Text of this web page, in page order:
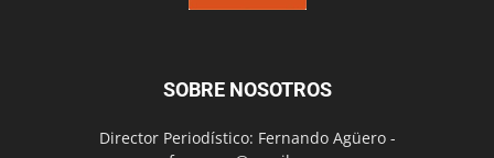
SOBRE NOSOTROS
Director Periodístico: Fernando Agüero -